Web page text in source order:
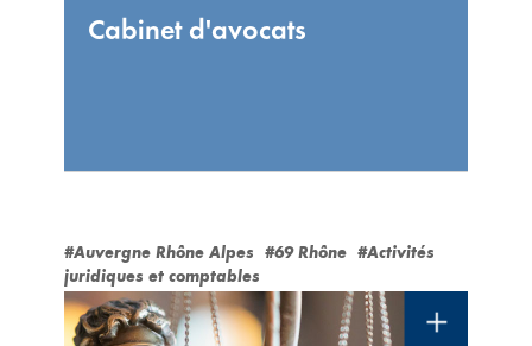
Cabinet d'avocats
#Auvergne Rhône Alpes #69 Rhône #Activités
juridiques et comptables